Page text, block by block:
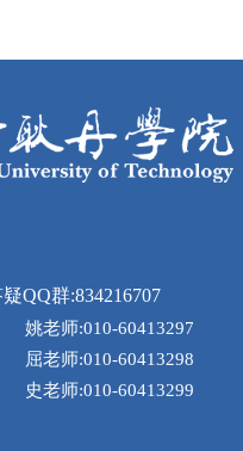
QQ群:834216707
姚老师:010-60413297
屈老师:010-60413298
史老师:010-60413299